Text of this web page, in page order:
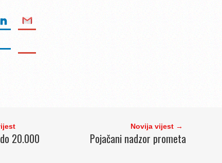
20.000
Novija vijest →
Pojačani nadzor prometa